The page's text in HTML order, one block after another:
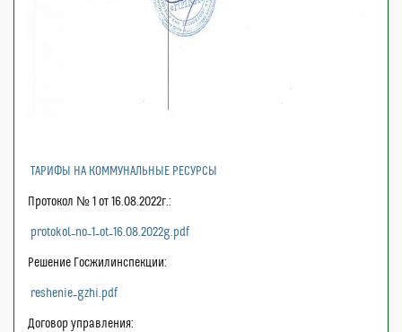
ТАРИФЫ НА КОММУНАЛЬНЫЕ РЕСУРСЫ
Протокол № 1 от 16.08.2022г.:
protokol_no_1_ot_16.08.2022g.pdf
Решение Госжилинспекции:
reshenie_gzhi.pdf
Договор управления: